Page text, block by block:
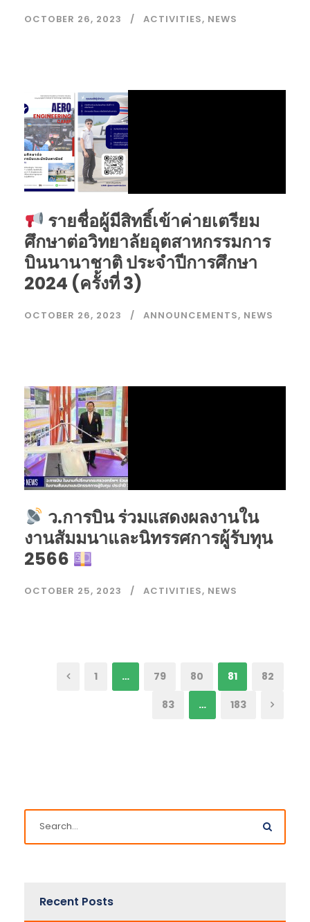
OCTOBER 26, 2023 ACTIVITIES, NEWS
รายชื่อผู้มีสิทธิ์เข้าค่ายเตรียม
ศึกษาต่อวิทยาลัยอุตสาหกรรมการ
บินนานาชาติ ประจำปีการศึกษา
2024 (ครั้งที่ 3)
OCTOBER 26, 2023 ANNOUNCEMENTS, NEWS
ว.การบิน ร่วมแสดงผลงานใน
งานสัมมนาและนิทรรศการผู้รับทุน
2566
OCTOBER 25, 2023 ACTIVITIES, NEWS
1 … 79 80 81 82
83 … 183
Recent Posts